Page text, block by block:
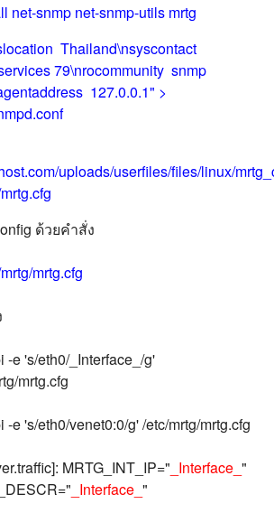
net-snmp net-snmp-utils mrtg
Thailand\nsyscontact
79\nrocommunity snmp
127.0.0.1" >
uploads/userfiles/files/linux/
ด้วยคำสั่ง
mrtg.cfg
-e 's/eth0/_Interface_/g'
mrtg.cfg
-e 's/eth0/venet0:0/g' /etc/mrtg/mrtg.cfg
MRTG_INT_IP=" _Interface_ "
_Interface_ "